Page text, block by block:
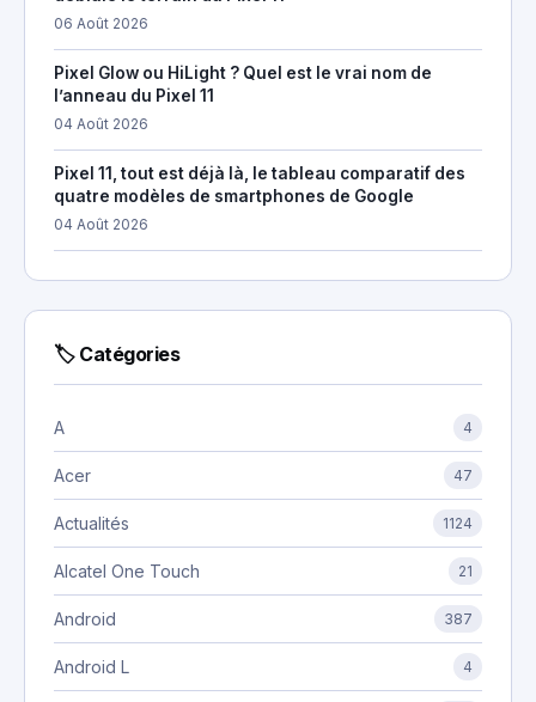
06 Août 2026
Pixel Glow ou HiLight ? Quel est le vrai nom de
l’anneau du Pixel 11
04 Août 2026
Pixel 11, tout est déjà là, le tableau comparatif des
quatre modèles de smartphones de Google
04 Août 2026
🏷 Catégories
A 4
Acer 47
Actualités 1124
Alcatel One Touch 21
Android 387
Android L 4